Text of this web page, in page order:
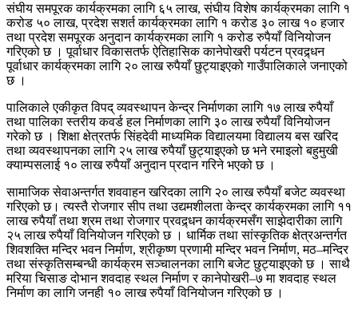
संघीय समपूरक कार्यक्रमका लागि ६५ लाख, संघीय विशेष कार्यक्रमका लागि १
करोड ५० लाख, प्रदेश सशर्त कार्यक्रमका लागि १ करोड ३० लाख १० हजार
तथा प्रदेश समपूरक अनुदान कार्यक्रमका लागि १ करोड रुपैयाँ विनियोजन
गरिएको छ । पूर्वाधार विकासतर्फ ऐतिहासिक कानेपोखरी पर्यटन प्रवद्र्धन
पूर्वाधार कार्यक्रमका लागि २० लाख रुपैयाँ छुट्याइएको गाउँपालिकाले जनाएको
छ ।
पालिकाले एकीकृत विपद् व्यवस्थापन केन्द्र निर्माणका लागि १७ लाख रुपैयाँ
तथा पालिका स्तरीय कवर्ड हल निर्माणका लागि ३० लाख रुपैयाँ विनियोजन
गरेको छ । शिक्षा क्षेत्रतर्फ सिंहदेवी माध्यमिक विद्यालयमा विद्यालय बस खरिद
तथा व्यवस्थापनका लागि २५ लाख रुपैयाँ छुट्याइएको छ भने रमाइलो बहुमुखी
क्याम्पसलाई १० लाख रुपैयाँ अनुदान प्रदान गरिने भएको छ ।
सामाजिक सेवाअन्तर्गत शववाहन खरिदका लागि २० लाख रुपैयाँ बजेट व्यवस्था
गरिएको छ। त्यस्तै रोजगार सीप तथा उद्यमशीलता केन्द्र कार्यक्रमका लागि ११
लाख रुपैयाँ तथा श्रम तथा रोजगार प्रवद्र्धन कार्यक्रमसँग साझेदारीका लागि
२५ लाख रुपैयाँ विनियोजन गरिएको छ । धार्मिक तथा सांस्कृतिक क्षेत्रअन्तर्गत
शिवशक्ति मन्दिर भवन निर्माण, श्रीकृष्ण प्रणामी मन्दिर भवन निर्माण, मठ–मन्दिर
तथा संस्कृतिसम्बन्धी कार्यक्रम सञ्चालनका लागि बजेट छुट्याइएको छ । साथै
मरिया चिसाङ दोभान शवदाह स्थल निर्माण र कानेपोखरी–७ मा शवदाह स्थल
निर्माण का लागि जनही १० लाख रुपैयाँ विनियोजन गरिएको छ ।